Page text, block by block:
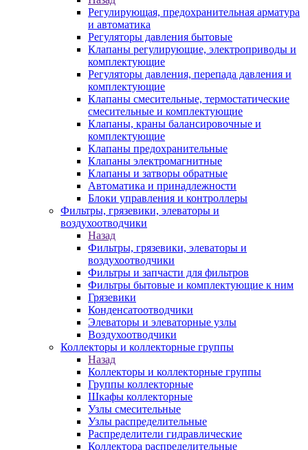
Регулирующая, предохранительная арматура
и автоматика
Регуляторы давления бытовые
Клапаны регулирующие, электроприводы и
комплектующие
Регуляторы давления, перепада давления и
комплектующие
Клапаны смесительные, термостатические
смесительные и комплектующие
Клапаны, краны балансировочные и
комплектующие
Клапаны предохранительные
Клапаны электромагнитные
Клапаны и затворы обратные
Автоматика и принадлежности
Блоки управления и контроллеры
Фильтры, грязевики, элеваторы и
воздухоотводчики
Назад
Фильтры, грязевики, элеваторы и
воздухоотводчики
Фильтры и запчасти для фильтров
Фильтры бытовые и комплектующие к ним
Грязевики
Конденсатоотводчики
Элеваторы и элеваторные узлы
Воздухоотводчики
Коллекторы и коллекторные группы
Назад
Коллекторы и коллекторные группы
Группы коллекторные
Шкафы коллекторные
Узлы смесительные
Узлы распределительные
Распределители гидравлические
Коллектора распределительные